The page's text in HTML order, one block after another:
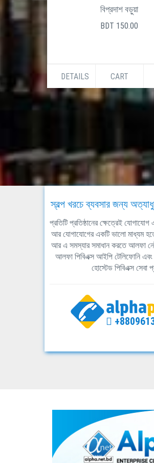
বিপ্রদাশ বড়ুয়া
BDT 150.00
DETAILS CART
স্বল্প খরচে ব্যবসার জন্য
প্রতিটি প্রতিষ্ঠানের ক্ষেত্রেই
আর যোগাযোগের একটি ভালো মাধ্যম
আর এ সমস্যার সমাধান করতে আলফা
আলফা পিবিএক্স আইপি টেলিফোনি এবং
হোস্টেড পিবিএক্স সেবা